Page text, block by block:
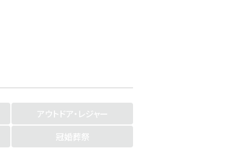
アウトドア・レジャー
冠婚葬祭